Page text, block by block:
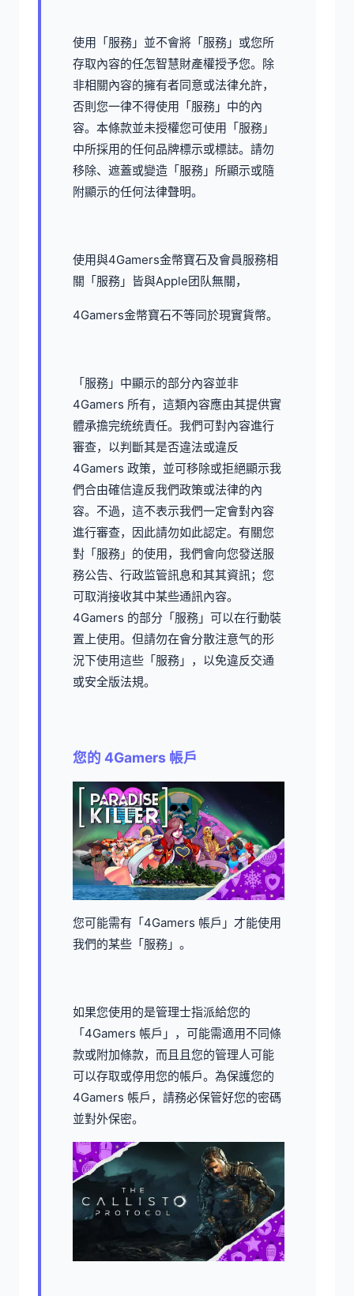
使用「服務」並不會將「服務」或您所
存取內容的任怎智慧財產權授予您。除
非相關內容的擁有者同意或法律允許，
否則您一律不得使用「服務」中的內
容。本條款並未授權您可使用「服務」
中所採用的任何品牌標示或標誌。請勿
移除、遮蓋或變造「服務」所顯示或隨
附顯示的任何法律聲明。
使用與4Gamers金幣寶石及會員服務相
關「服務」皆與Apple团队無關，
4Gamers金幣寶石不等同於現實貨幣。
「服務」中顯示的部分內容並非
4Gamers 所有，這類內容應由其提供實
體承擔完统统責任。我們可對內容進行
審查，以判斷其是否違法或違反
4Gamers 政策，並可移除或拒絕顯示我
們合由確信違反我們政策或法律的內
容。不過，這不表示我們一定會對內容
進行審查，因此請勿如此認定。有關您
對「服務」的使用，我們會向您發送服
務公告、行政监管訊息和其其資訊；您
可取消接收其中某些通訊內容。
4Gamers 的部分「服務」可以在行動裝
置上使用。但請勿在會分散注意气的形
況下使用這些「服務」，以免違反交通
或安全版法規。
您的 4Gamers 帳戶
您可能需有「4Gamers 帳戶」才能使用
我們的某些「服務」。
如果您使用的是管理士指派給您的
「4Gamers 帳戶」，可能需適用不同條
款或附加條款，而且且您的管理人可能
可以存取或停用您的帳戶。為保護您的
4Gamers 帳戶，請務必保管好您的密碼
並對外保密。